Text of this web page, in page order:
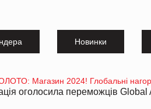
Новинки
Магазин 2024! Глобальні
оголосила переможців Global